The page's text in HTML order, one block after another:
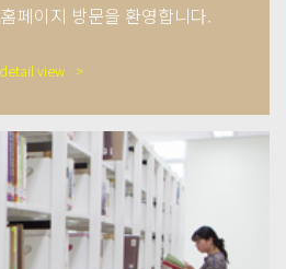
페이지 방문을 환영합니다.
detail view